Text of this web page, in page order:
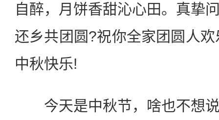
自醉，月饼香甜沁心田。真挚
还乡共团圆?祝你全家团圆人
中秋快乐!
今天是中秋节，啥也不想